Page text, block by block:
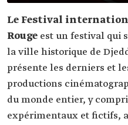
Le Festival
Rouge est un festival qui
la ville historique de
présente les derniers et
productions
du monde entier, y
expérimentaux et fictifs,